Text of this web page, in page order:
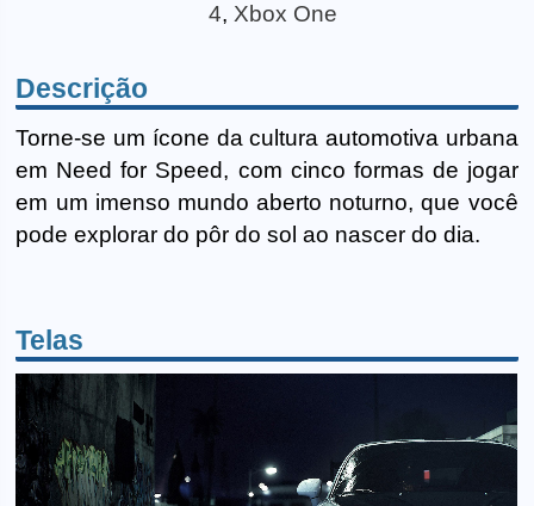
4, Xbox One
Descrição
Torne-se um ícone da cultura automotiva urbana
em Need for Speed, com cinco formas de jogar
em um imenso mundo aberto noturno, que você
pode explorar do pôr do sol ao nascer do dia.
Telas